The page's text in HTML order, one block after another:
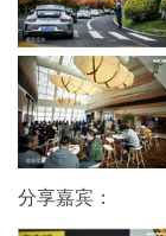
分享嘉宾：